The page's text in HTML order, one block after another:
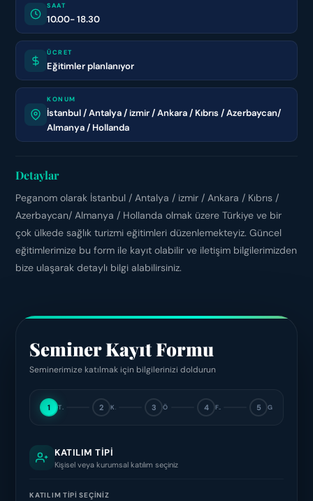
SAAT
10.00- 18.30
ÜCRET
Eğitimler planlanıyor
KONUM
İstanbul / Antalya / izmir / Ankara / Kıbrıs / Azerbaycan/
Almanya / Hollanda
Detaylar
Peganom olarak İstanbul / Antalya / izmir / Ankara / Kıbrıs /
Azerbaycan/ Almanya / Hollanda olmak üzere Türkiye ve bir
çok ülkede sağlık turizmi eğitimleri düzenlemekteyiz. Güncel
eğitimlerimize bu form ile kayıt olabilir ve iletişim bilgilerimizden
bize ulaşarak detaylı bilgi alabilirsiniz.
Seminer Kayıt Formu
Seminerimize katılmak için bilgilerinizi doldurun
1 TIP 2 KIŞILER 3 4 FATURA 5
KATILIM TIPI
Kişisel veya kurumsal katılım seçiniz
KATILIM TİPİ SEÇİNİZ